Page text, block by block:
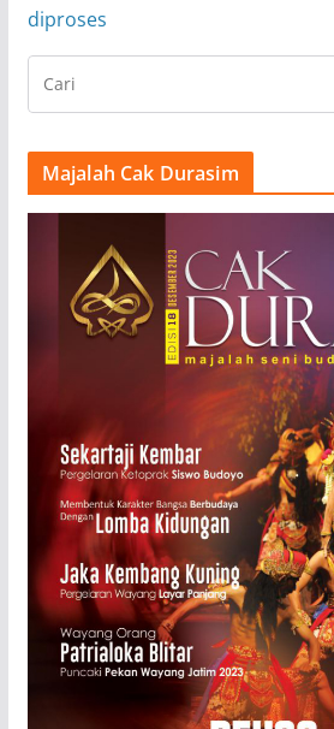
diproses
Majalah Cak Durasim